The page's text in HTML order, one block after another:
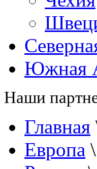
Южная
Наши
Главная
Европа \